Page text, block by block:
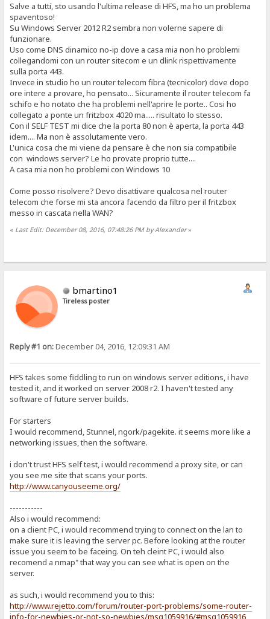
Salve a tutti, sto usando l'ultima release di HFS, ma ho un problema
spaventoso!
Su Windows Server 2012 R2 sembra non volerne sapere di
funzionare.
Uso come DNS dinamico no-ip dove a casa mia non ho problemi
collegandomi con un router sitecom e un dlink rispettivamente
sulla porta 443.
Invece in studio ho un router telecom fibra (tecnicolor) dove dopo
ore intere a provare, ho pensato... Sicuramente il router telecom fa
schifo e ho notato che ha problemi nell'aprire le porte.. Cosi ho
collegato a ponte un fritzbox 4020 ma..... risultato lo stesso.
Con il SELF TEST mi dice che la porta 80 non è aperta, la porta 443
idem.... Ma non è assolutamente vero.
L'unica cosa che mi viene da pensare è che non sia compatibile
con windows server? Le ho provate proprio tutte....
A casa mia non ho problemi con Windows 10
Come posso risolvere? Devo disattivare qualcosa nel router
telecom che forse mi sta ancora facendo da filtro per il fritzbox
messo in cascata nella WAN?
« Last Edit: December 08, 2016, 07:48:26 PM by Alexander»
bmartino1
Tireless poster
Reply #1 on:December 04, 2016, 12:09:31 AM
HFS takes some fiddling to run on windows server editions, i have
tested it, and it worked on server 2008 r2. I haven't tested any
software of future server builds.
For starters
I would recommend, Stunnel, ngork/pagekite. it seems more like a
networking issues, then the software.
i don't trust HFS self test, i would recommend a proxy site, or can
you see me site that scans your ports.
http://www.canyouseeme.org/
-----------
Also i would recommend:
on a client PC, i would recommend trying to connect on the lan to
make sure it is leaving the server pc. Before looking at the router
issue you seem to be faceing. On teh cleint PC, i would also
recomend a nmap" that way you can see what is open on the
server.
as such, i would recommend you to this:
http://www.rejetto.com/forum/router-port-problems/some-router-
info-for-newbies-or-not-so-newbies/msg1059916/#msg1059916